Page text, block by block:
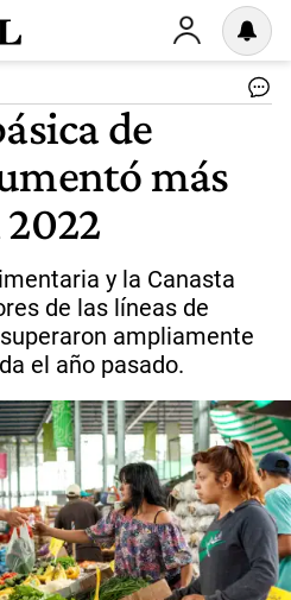
de
más
y la Canasta
de las líneas de
ampliamente
el año pasado.